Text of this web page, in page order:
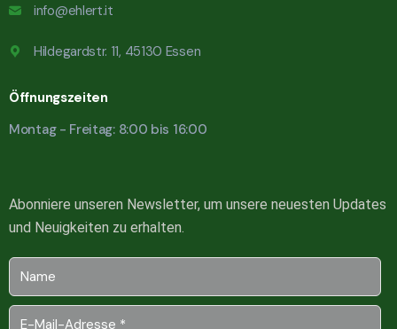
info@ehlert.it
Hildegardstr. 11, 45130 Essen
Öffnungszeiten
Montag - Freitag: 8:00 bis 16:00
Abonniere unseren Newsletter, um unsere neuesten Updates
und Neuigkeiten zu erhalten.